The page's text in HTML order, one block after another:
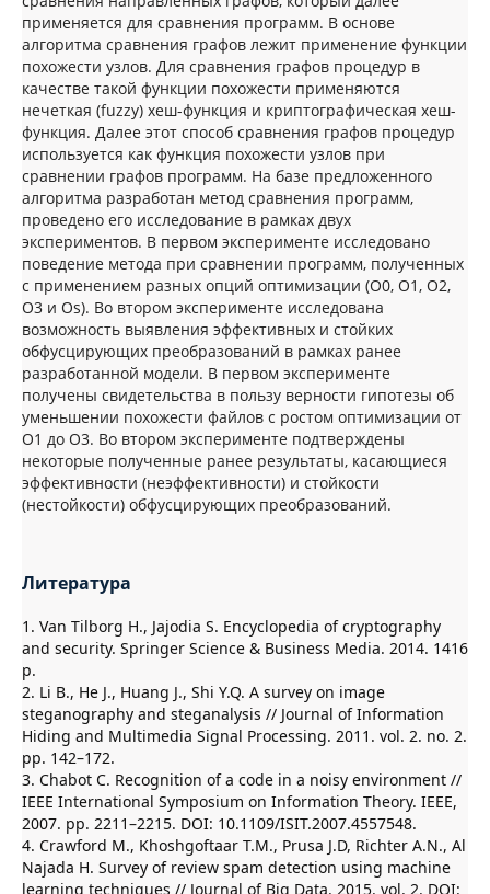
применяется для сравнения программ. В основе
алгоритма сравнения графов лежит применение функции
похожести узлов. Для сравнения графов процедур в
качестве такой функции похожести применяются
нечеткая (fuzzy) хеш-функция и криптографическая хеш-
функция. Далее этот способ сравнения графов процедур
используется как функция похожести узлов при
сравнении графов программ. На базе предложенного
алгоритма разработан метод сравнения программ,
проведено его исследование в рамках двух
экспериментов. В первом эксперименте исследовано
поведение метода при сравнении программ, полученных
с применением разных опций оптимизации (O0, O1, O2,
O3 и Os). Во втором эксперименте исследована
возможность выявления эффективных и стойких
обфусцирующих преобразований в рамках ранее
разработанной модели. В первом эксперименте
получены свидетельства в пользу верности гипотезы об
уменьшении похожести файлов с ростом оптимизации от
O1 до O3. Во втором эксперименте подтверждены
некоторые полученные ранее результаты, касающиеся
эффективности (неэффективности) и стойкости
(нестойкости) обфусцирующих преобразований.
Литература
1. Van Tilborg H., Jajodia S. Encyclopedia of cryptography
and security. Springer Science & Business Media. 2014. 1416
p.
2. Li B., He J., Huang J., Shi Y.Q. A survey on image
steganography and steganalysis // Journal of Information
Hiding and Multimedia Signal Processing. 2011. vol. 2. no. 2.
pp. 142–172.
3. Chabot C. Recognition of a code in a noisy environment //
IEEE International Symposium on Information Theory. IEEE,
2007. pp. 2211–2215. DOI: 10.1109/ISIT.2007.4557548.
4. Crawford M., Khoshgoftaar T.M., Prusa J.D, Richter A.N., Al
Najada H. Survey of review spam detection using machine
learning techniques // Journal of Big Data. 2015. vol. 2. DOI: